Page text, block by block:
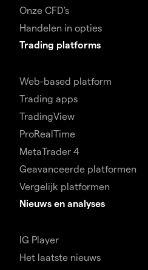
Onze CFD's
Handelen in opties
Trading platforms
Web-based platform
Trading apps
TradingView
ProRealTime
MetaTrader 4
Geavanceerde platformen
Vergelijk platformen
Nieuws en analyses
IG Player
Het laatste nieuws